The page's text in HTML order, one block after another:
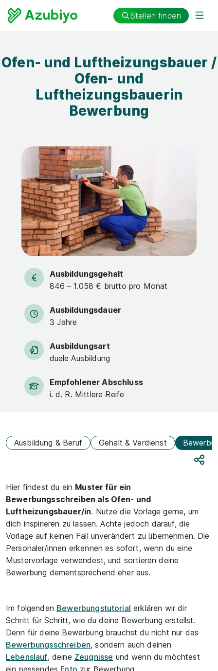
Stellen finden
Ofen- und Luftheizungsbauer /
Ofen- und
Luftheizungsbauerin
Bewerbung
Ausbildungsgehalt
846 – 1.058 € brutto pro Monat
Ausbildungsdauer
3 Jahre
Ausbildungsart
duale Ausbildung
Empfohlener Abschluss
i. d. R. Mittlere Reife
Ausbildung & Beruf Gehalt & Verdienst
Hier findest du ein Muster für ein
Bewerbungsschreiben als Ofen- und
Luftheizungsbauer/in. Nutze die Vorlage gerne, um
dich inspirieren zu lassen. Achte jedoch darauf, die
Vorlage auf keinen Fall unverändert zu übernehmen. Die
Personaler/innen erkennen es sofort, wenn du eine
Mustervorlage verwendest, und sortieren deine
Bewerbung dementsprechend eher aus.
Im folgenden Bewerbungstutorial erklären wir dir
Schritt für Schritt, wie du deine Bewerbung erstellst.
Denn für deine Bewerbung brauchst du nicht nur das
Bewerbungsschreiben, sondern auch deinen
Lebenslauf, deine Zeugnisse und wenn du möchtest
ein passendes Foto zur Bewerbung.